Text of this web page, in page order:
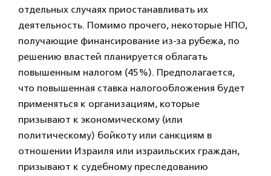
отдельных случаях приостанавливать их
деятельность. Помимо прочего, некоторые НПО,
получающие финансирование из-за рубежа, по
решению властей планируется облагать
повышенным налогом (45%). Предполагается,
что повышенная ставка налогообложения будет
применяться к организациям, которые
призывают к экономическому (или
политическому) бойкоту или санкциям в
отношении Израиля или израильских граждан,
призывают к судебному преследованию